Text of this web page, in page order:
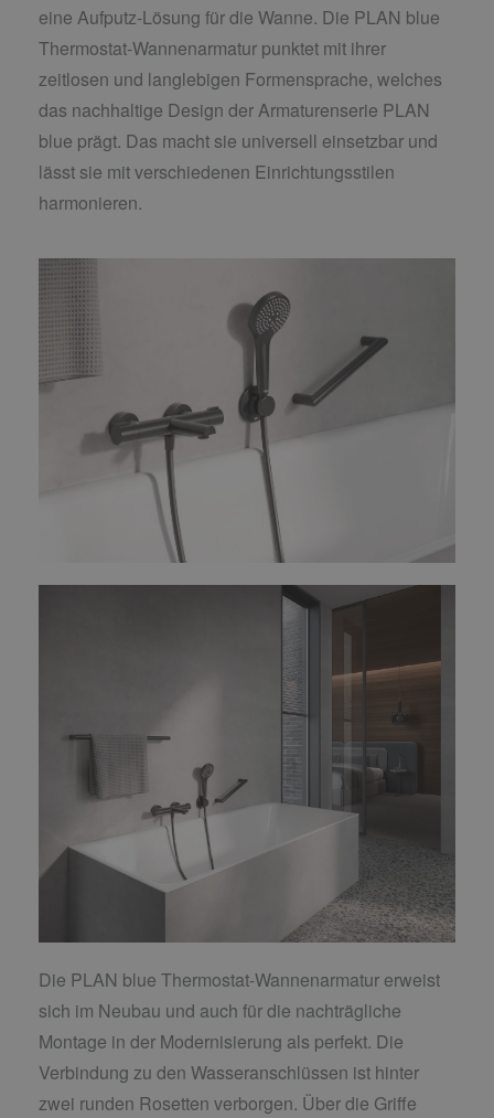
eine Aufputz-Lösung für die Wanne. Die PLAN blue
Thermostat-Wannenarmatur punktet mit ihrer
zeitlosen und langlebigen Formensprache, welches
das nachhaltige Design der Armaturenserie PLAN
blue prägt. Das macht sie universell einsetzbar und
lässt sie mit verschiedenen Einrichtungsstilen
harmonieren.
Die PLAN blue Thermostat-Wannenarmatur erweist
sich im Neubau und auch für die nachträgliche
Montage in der Modernisierung als perfekt. Die
Verbindung zu den Wasseranschlüssen ist hinter
zwei runden Rosetten verborgen. Über die Griffe